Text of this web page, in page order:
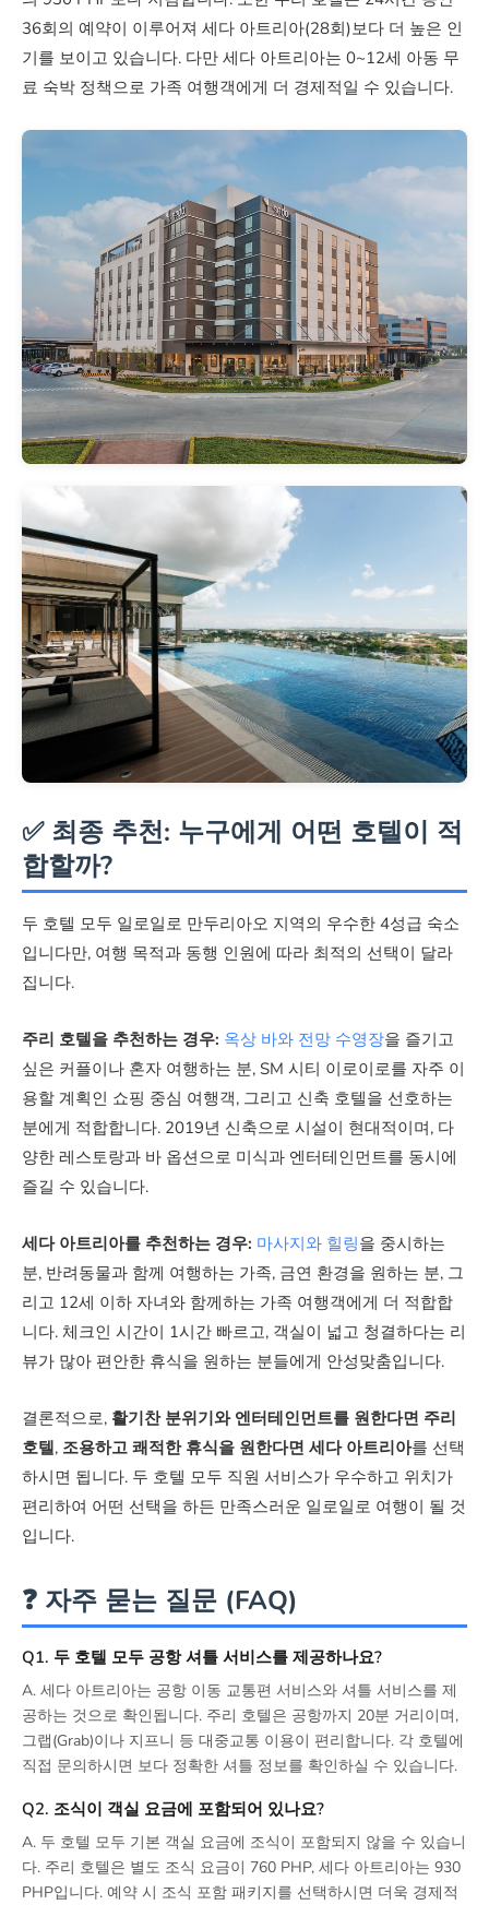
152실
체크인 시간
15:00
14:00
조식 요금(별도)
760 PHP
930 PHP
수영장
야외 수영장 (전망)
미확인
마사지 서비스
미확인
있음
완전 금연
불가
가능 (유료)
아동 무료 숙박
0~12세
24시간 예약 건수
28회
36회의 예약이 이루어져 세다 아트리아(28회)보다 더 높은 인
기를 보이고 있습니다. 다만 세다 아트리아는 0~12세 아동 무
료 숙박 정책으로 가족 여행객에게 더 경제적일 수 있습니다.
✅ 최종 추천: 누구에게 어떤 호텔이 적
합할까?
두 호텔 모두 일로일로 만두리아오 지역의 우수한 4성급 숙소
입니다만, 여행 목적과 동행 인원에 따라 최적의 선택이 달라
집니다.
주리 호텔을 추천하는 경우: 옥상 바와 전망 수영장을 즐기고
싶은 커플이나 혼자 여행하는 분, SM 시티 이로이로를 자주 이
용할 계획인 쇼핑 중심 여행객, 그리고 신축 호텔을 선호하는
분에게 적합합니다. 2019년 신축으로 시설이 현대적이며, 다
양한 레스토랑과 바 옵션으로 미식과 엔터테인먼트를 동시에
즐길 수 있습니다.
세다 아트리아를 추천하는 경우: 마사지와 힐링을 중시하는
분, 반려동물과 함께 여행하는 가족, 금연 환경을 원하는 분, 그
리고 12세 이하 자녀와 함께하는 가족 여행객에게 더 적합합
니다. 체크인 시간이 1시간 빠르고, 객실이 넓고 청결하다는 리
뷰가 많아 편안한 휴식을 원하는 분들에게 안성맞춤입니다.
결론적으로, 활기찬 분위기와 엔터테인먼트를 원한다면 주리
호텔, 조용하고 쾌적한 휴식을 원한다면 세다 아트리아를 선택
하시면 됩니다. 두 호텔 모두 직원 서비스가 우수하고 위치가
편리하여 어떤 선택을 하든 만족스러운 일로일로 여행이 될 것
입니다.
❓ 자주 묻는 질문 (FAQ)
Q1. 두 호텔 모두 공항 셔틀 서비스를 제공하나요?
A. 세다 아트리아는 공항 이동 교통편 서비스와 셔틀 서비스를 제
공하는 것으로 확인됩니다. 주리 호텔은 공항까지 20분 거리이며,
그랩(Grab)이나 지프니 등 대중교통 이용이 편리합니다. 각 호텔에
직접 문의하시면 보다 정확한 셔틀 정보를 확인하실 수 있습니다.
Q2. 조식이 객실 요금에 포함되어 있나요?
A. 두 호텔 모두 기본 객실 요금에 조식이 포함되지 않을 수 있습니
다. 주리 호텔은 별도 조식 요금이 760 PHP, 세다 아트리아는 930
PHP입니다. 예약 시 조식 포함 패키지를 선택하시면 더욱 경제적